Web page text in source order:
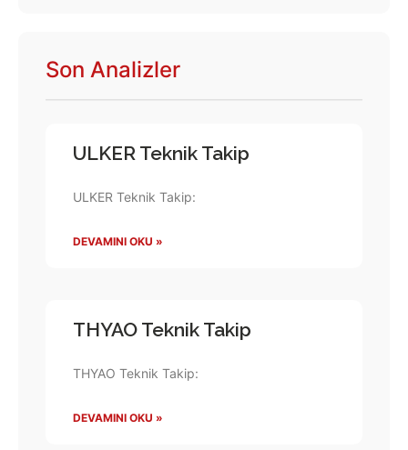
Son Analizler
ULKER Teknik Takip
ULKER Teknik Takip:
DEVAMINI OKU »
THYAO Teknik Takip
THYAO Teknik Takip:
DEVAMINI OKU »